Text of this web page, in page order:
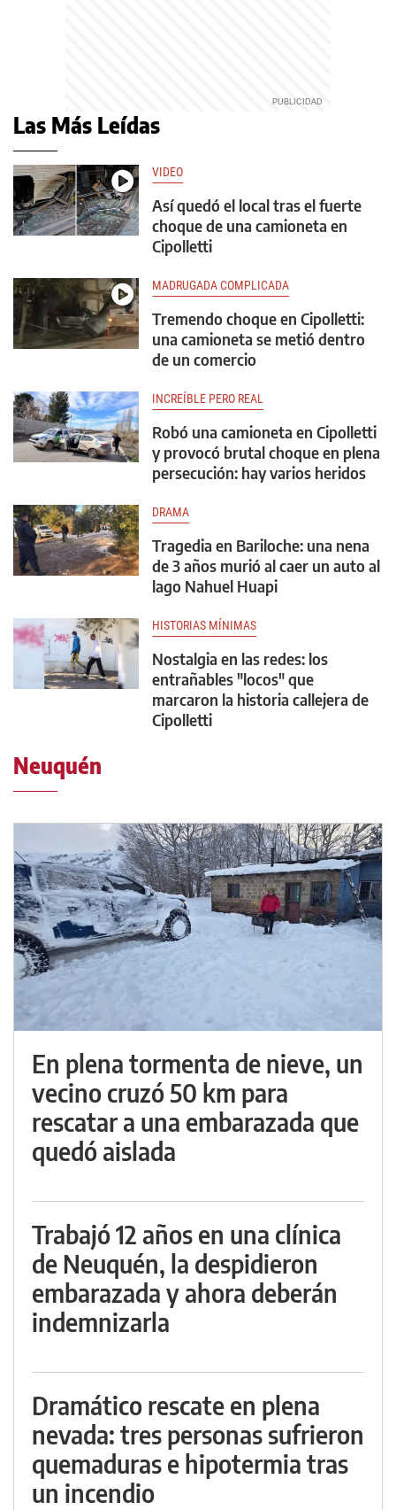
Las Más Leídas
VIDEO
Así quedó el local tras el fuerte
choque de una camioneta en
Cipolletti
MADRUGADA COMPLICADA
Tremendo choque en Cipolletti:
una camioneta se metió dentro
de un comercio
INCREÍBLE PERO REAL
Robó una camioneta en Cipolletti
y provocó brutal choque en plena
persecución: hay varios heridos
DRAMA
Tragedia en Bariloche: una nena
de 3 años murió al caer un auto al
lago Nahuel Huapi
HISTORIAS MÍNIMAS
Nostalgia en las redes: los
entrañables "locos" que
marcaron la historia callejera de
Cipolletti
Neuquén
En plena tormenta de nieve, un
vecino cruzó 50 km para
rescatar a una embarazada que
quedó aislada
Trabajó 12 años en una clínica
de Neuquén, la despidieron
embarazada y ahora deberán
indemnizarla
Dramático rescate en plena
nevada: tres personas sufrieron
quemaduras e hipotermia tras
un incendio